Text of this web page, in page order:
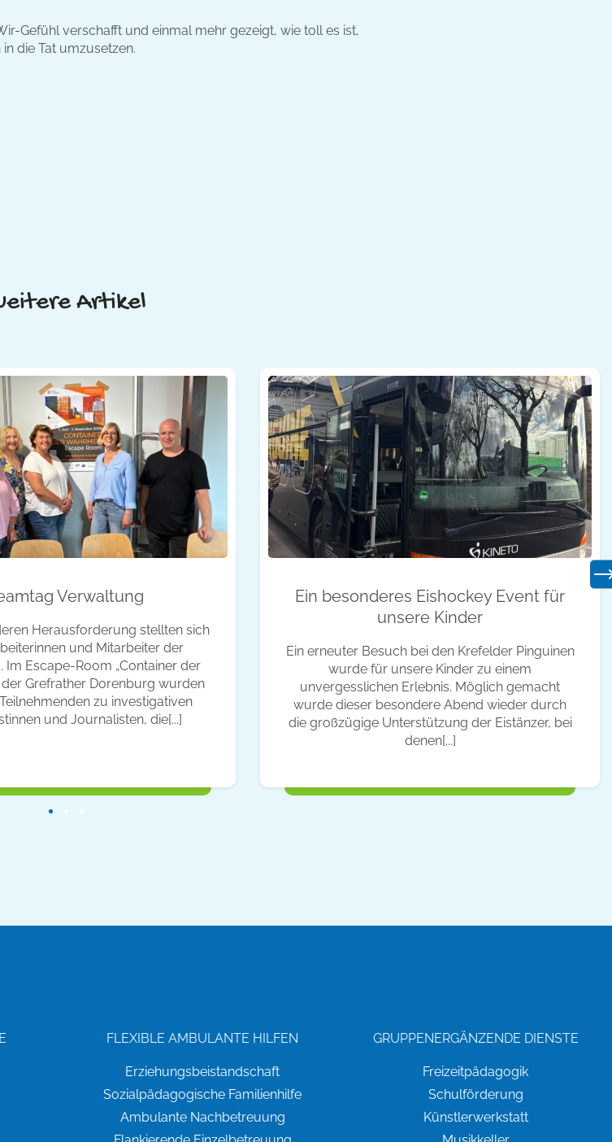
Gefühl verschafft und einmal mehr gezeigt, wie toll es ist,
die Tat umzusetzen.
Artikel
Verwaltung
Herausforderung stellten sich
und Mitarbeiter der
Im Escape-Room „Container der
der Grefrather Dorenburg wurden
zu investigativen
und Journalisten, die[...]
Ein besonderes Eishockey Event für
unsere Kinder
Ein erneuter Besuch bei den Krefelder Pinguinen
wurde für unsere Kinder zu einem
unvergesslichen Erlebnis. Möglich gemacht
wurde dieser besondere Abend wieder durch
die großzügige Unterstützung der Eistänzer, bei
denen[...]
FLEXIBLE AMBULANTE HILFEN
Erziehungsbeistandschaft
Sozialpädagogische Familienhilfe
Ambulante Nachbetreuung
GRUPPENERGÄNZENDE DIENSTE
Freizeitpädagogik
Schulförderung
Künstlerwerkstatt